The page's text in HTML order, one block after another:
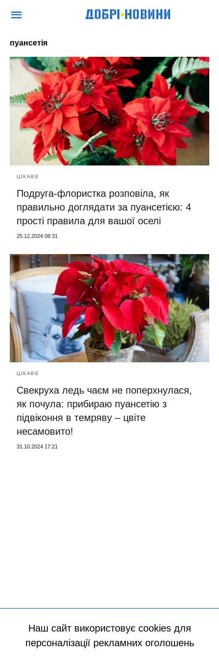
пуансетія
ЦІКАВЕ
Подруга-флористка розповіла, як
правильно доглядати за пуансетією: 4
прості правила для вашої оселі
25.12.2024 08:31
ЦІКАВЕ
Свекруха ледь чаєм не поперхнулася,
як почула: прибираю пуансетію з
підвіконня в темряву – цвіте
несамовито!
31.10.2024 17:21
Наш сайт використовує cookies для
персоналізації рекламних оголошень